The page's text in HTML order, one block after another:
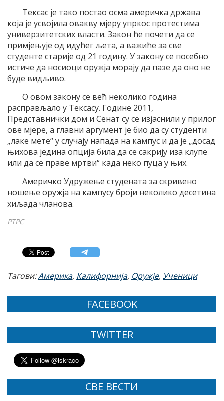
Тексас је тако постао осма америчка држава
која је усвојила овакву мјеру упркос протестима
универзитетских власти. Закон ће почети да се
примјењује од идућег љета, а важиће за све
студенте старије од 21 годину. У закону се посебно
истиче да носиоци оружја морају да пазе да оно не
буде видљиво.
О овом закону се већ неколико година
расправљало у Тексасу. Године 2011,
Представнички дом и Сенат су се изјаснили у прилог
ове мјере, а главни аргумент је био да су студенти
„лаке мете“ у случају напада на кампус и да је „досад
њихова једина опција била да се сакрију иза клупе
или да се праве мртви“ када неко пуца у њих.
Америчко Удружење студената за скривено
ношење оружја на кампусу броји неколико десетина
хиљада чланова.
РТРС
Тагови:Америка, Калифорнија, Оружје,Ученици
FACEBOOK
TWITTER
СВЕ ВЕСТИ